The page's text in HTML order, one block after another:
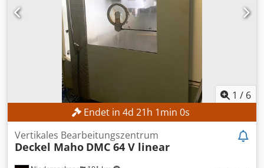
1 / 6
Endet in4d21h58s
Vertikales Bearbeitungszentrum
Deckel Maho DMC 64 V linear